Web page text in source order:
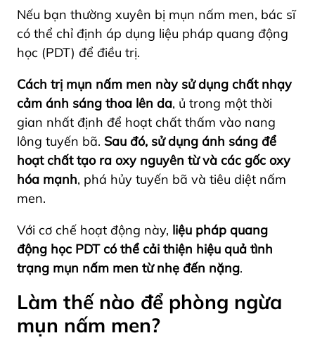
Nếu bạn thường xuyên bị mụn nấm men, bác sĩ
có thể chỉ định áp dụng liệu pháp quang động
học (PDT) để điều trị.
Cách trị mụn nấm men này sử dụng chất nhạy
cảm ánh sáng thoa lên da, ủ trong một thời
gian nhất định để hoạt chất thấm vào nang
lông tuyến bã. Sau đó, sử dụng ánh sáng để
hoạt chất tạo ra oxy nguyên từ và các gốc oxy
hóa mạnh, phá hủy tuyến bã và tiêu diệt nấm
men.
Với cơ chế hoạt động này, liệu pháp quang
động học PDT có thể cải thiện hiệu quả tình
trạng mụn nấm men từ nhẹ đến nặng.
Làm thế nào để phòng ngừa
mụn nấm men?